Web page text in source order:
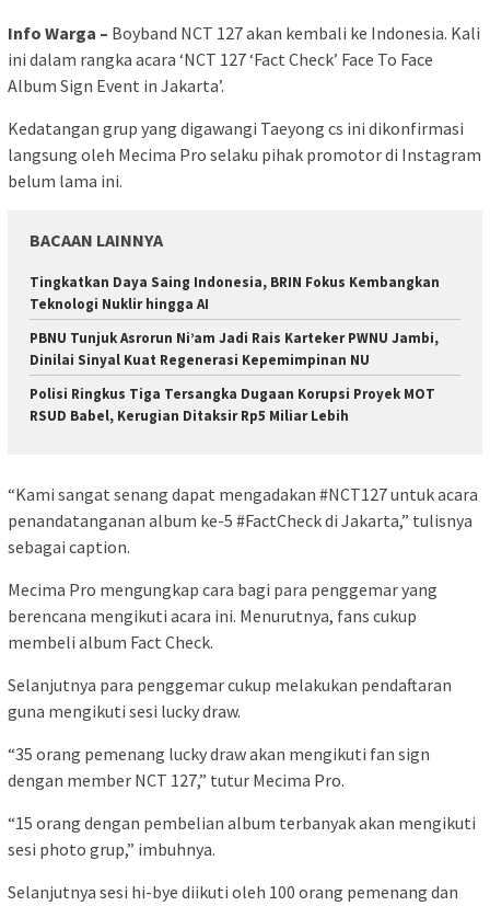
Info Warga – Boyband NCT 127 akan kembali ke Indonesia. Kali
ini dalam rangka acara ‘NCT 127 ‘Fact Check’ Face To Face
Album Sign Event in Jakarta’.
Kedatangan grup yang digawangi Taeyong cs ini dikonfirmasi
langsung oleh Mecima Pro selaku pihak promotor di Instagram
belum lama ini.
BACAAN LAINNYA
Tingkatkan Daya Saing Indonesia, BRIN Fokus Kembangkan
Teknologi Nuklir hingga AI
PBNU Tunjuk Asrorun Ni’am Jadi Rais Karteker PWNU Jambi,
Dinilai Sinyal Kuat Regenerasi Kepemimpinan NU
Polisi Ringkus Tiga Tersangka Dugaan Korupsi Proyek MOT
RSUD Babel, Kerugian Ditaksir Rp5 Miliar Lebih
“Kami sangat senang dapat mengadakan #NCT127 untuk acara
penandatanganan album ke-5 #FactCheck di Jakarta,” tulisnya
sebagai caption.
Mecima Pro mengungkap cara bagi para penggemar yang
berencana mengikuti acara ini. Menurutnya, fans cukup
membeli album Fact Check.
Selanjutnya para penggemar cukup melakukan pendaftaran
guna mengikuti sesi lucky draw.
“35 orang pemenang lucky draw akan mengikuti fan sign
dengan member NCT 127,” tutur Mecima Pro.
“15 orang dengan pembelian album terbanyak akan mengikuti
sesi photo grup,” imbuhnya.
Selanjutnya sesi hi-bye diikuti oleh 100 orang pemenang dan